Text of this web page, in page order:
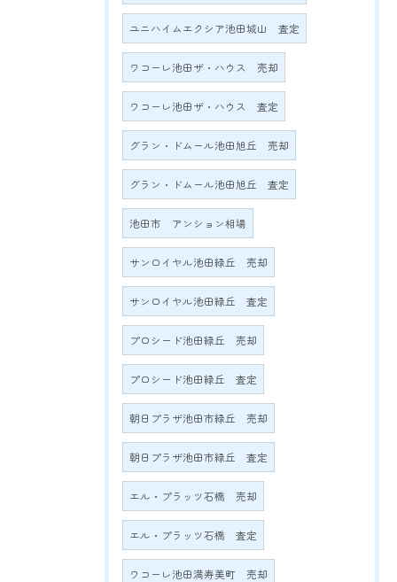
ユニハイムエクシア池田城山 査定
ワコーレ池田ザ・ハウス 売却
ワコーレ池田ザ・ハウス 査定
グラン・ドムール池田旭丘 売却
グラン・ドムール池田旭丘 査定
池田市 アンション相場
サンロイヤル池田緑丘 売却
サンロイヤル池田緑丘 査定
プロシード池田緑丘 売却
プロシード池田緑丘 査定
朝日プラザ池田市緑丘 売却
朝日プラザ池田市緑丘 査定
エル・プラッツ石橋 売却
エル・プラッツ石橋 査定
ワコーレ池田満寿美町 売却